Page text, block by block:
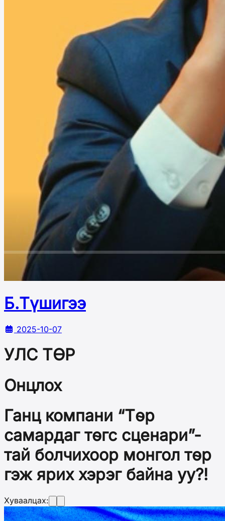
Б.Түшигээ
2025-10-07
УЛС ТӨР
Онцлох
Ганц компани “Төр
самардаг төгс сценари”-
тай болчихоор монгол төр
гэж ярих хэрэг байна уу?!
Хуваалцах: